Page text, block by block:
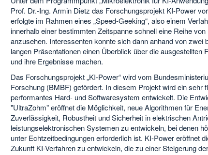
Prof. Dr.-Ing. Armin Dietz das Forschungsprojekt KI-Power
erfolgte im Rahmen eines „Speed-Geeking“, also einem
innerhalb einer bestimmten Zeitspanne schnell eine Reihe
anzusehen. Interessenten konnte sich dann anhand von zwei
langen Präsentationen einen Überblick über die ausgestellten
und ihre Ergebnisse machen.
Das Forschungsprojekt „KI-Power“ wird vom
Forschung (BMBF) gefördert. In diesem Projekt wird ein sehr
performantes Hard- und Softwaresystem entwickelt. Die
"UltraZohm" eröffnet die Möglichkeit, neue Algorithmen für
Zuverlässigkeit, Robustheit und Sicherheit in elektrischen
leistungselektronischen Systemen zu entwickeln, bei denen
unter Echtzeitbedingungen erforderlich ist. KI-Power eröffnet
Zukunft KI-Verfahren zu entwickeln, die zu einer Steigerung